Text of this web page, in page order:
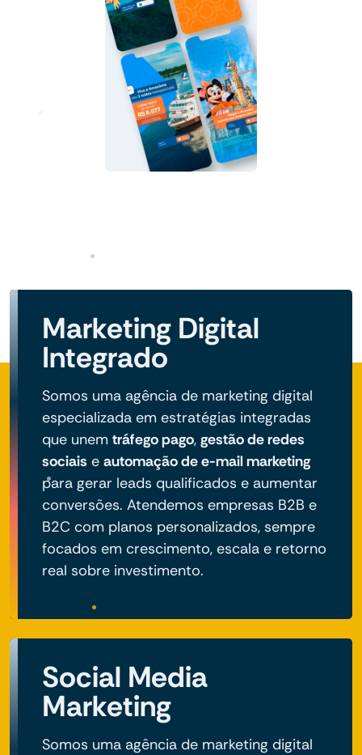
Marketing Digital
Integrado
Somos uma agência de marketing digital
especializada em estratégias integradas
que unem tráfego pago, gestão de redes
sociais e automação de e-mail marketing
para gerar leads qualificados e aumentar
conversões. Atendemos empresas B2B e
B2C com planos personalizados, sempre
focados em crescimento, escala e retorno
real sobre investimento.
Social Media
Marketing
Somos uma agência de marketing digital